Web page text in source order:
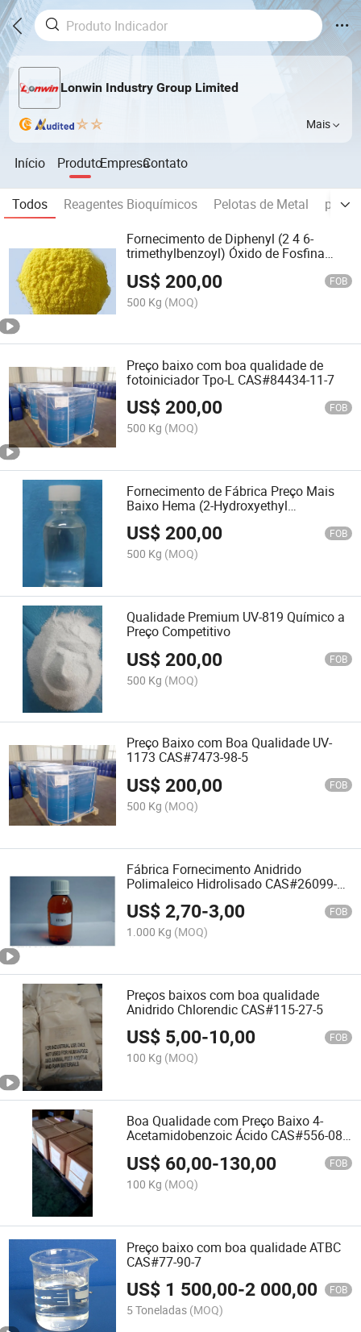
Lonwin Industry Group Limited
Mais
Início ProdutoEmpresaContato
Todos Reagentes Bioquímicos Pelotas de Metal
pó de
Fornecimento de Diphenyl (2 4 6-
trimethylbenzoyl) Óxido de Fosfina
US$200,00 FOB
500 Kg (MOQ)
Preço baixo com boa qualidade de
fotoiniciador Tpo-L CAS#84434-11-7
US$200,00 FOB
500 Kg (MOQ)
Fornecimento de Fábrica Preço Mais
Baixo Hema (2-Hydroxyethyl
metacrilato) CAS#868-77-9
US$200,00 FOB
500 Kg (MOQ)
Qualidade Premium UV-819 Químico a
Preço Competitivo
US$200,00 FOB
500 Kg (MOQ)
Preço Baixo com Boa Qualidade UV-
1173 CAS#7473-98-5
US$200,00 FOB
500 Kg (MOQ)
Fábrica Fornecimento Anidrido
Polimaleico Hidrolisado CAS#26099-
US$2,70-3,00 FOB
1.000 Kg (MOQ)
Preços baixos com boa qualidade
Anidrido Chlorendic CAS#115-27-5
US$ 5,00-10,00 FOB
100 Kg (MOQ)
Boa Qualidade com Preço Baixo 4-
Acetamidobenzoic Ácido CAS#556-08-
US$ 60,00-130,00 FOB
100 Kg (MOQ)
Preço baixo com boa qualidade ATBC
CAS#77-90-7
US$ 1 500,00-2 000,00 FOB
5 Toneladas (MOQ)